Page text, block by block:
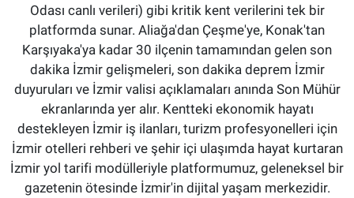
Odası canlı verileri) gibi kritik kent verilerini tek bir
platformda sunar. Aliağa'dan Çeşme'ye, Konak'tan
Karşıyaka'ya kadar 30 ilçenin tamamından gelen son
dakika İzmir gelişmeleri, son dakika deprem İzmir
duyuruları ve İzmir valisi açıklamaları anında Son Mühür
ekranlarında yer alır. Kentteki ekonomik hayatı
destekleyen İzmir iş ilanları, turizm profesyonelleri için
İzmir otelleri rehberi ve şehir içi ulaşımda hayat kurtaran
İzmir yol tarifi modülleriyle platformumuz, geleneksel bir
gazetenin ötesinde İzmir'in dijital yaşam merkezidir.